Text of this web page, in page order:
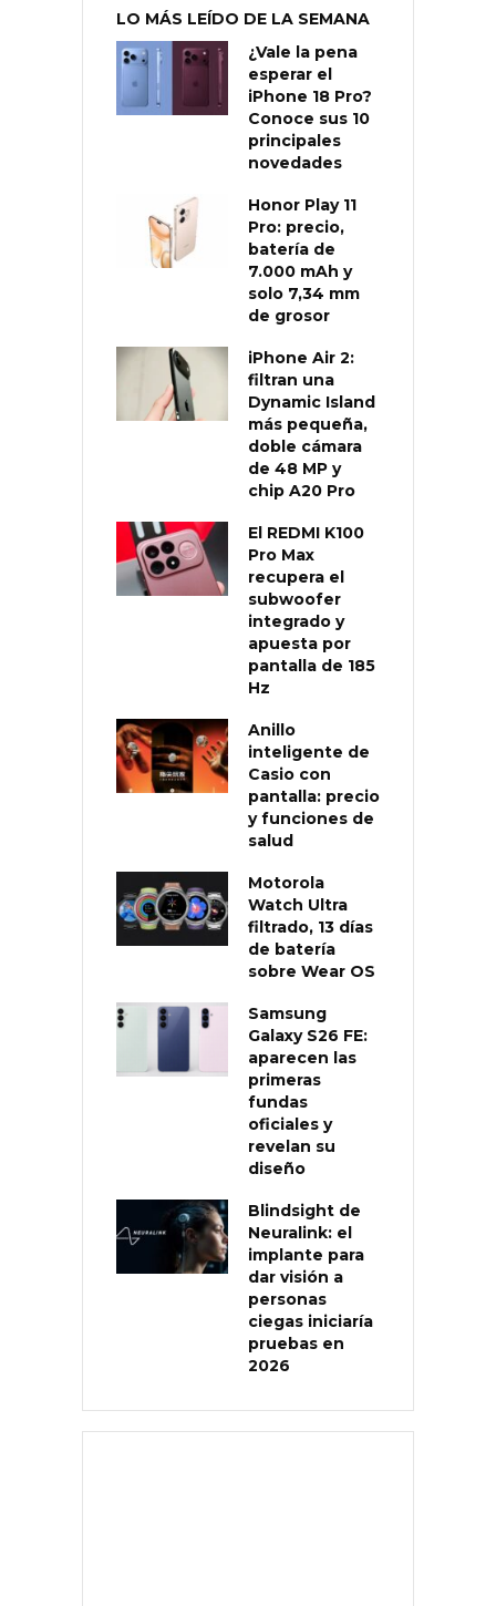
LO MÁS LEÍDO DE LA SEMANA
¿Vale la pena
esperar el
iPhone 18 Pro?
Conoce sus 10
principales
novedades
Honor Play 11
Pro: precio,
batería de
7.000 mAh y
solo 7,34 mm
de grosor
iPhone Air 2:
filtran una
Dynamic Island
más pequeña,
doble cámara
de 48 MP y
chip A20 Pro
El REDMI K100
Pro Max
recupera el
subwoofer
integrado y
apuesta por
pantalla de 185
Hz
Anillo
inteligente de
Casio con
pantalla: precio
y funciones de
salud
Motorola
Watch Ultra
filtrado, 13 días
de batería
sobre Wear OS
Samsung
Galaxy S26 FE:
aparecen las
primeras
fundas
oficiales y
revelan su
diseño
Blindsight de
Neuralink: el
implante para
dar visión a
personas
ciegas iniciaría
pruebas en
2026